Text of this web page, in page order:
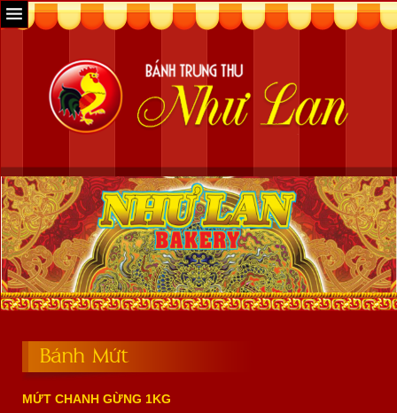
Bánh Mứt
MỨT CHANH GỪNG 1KG